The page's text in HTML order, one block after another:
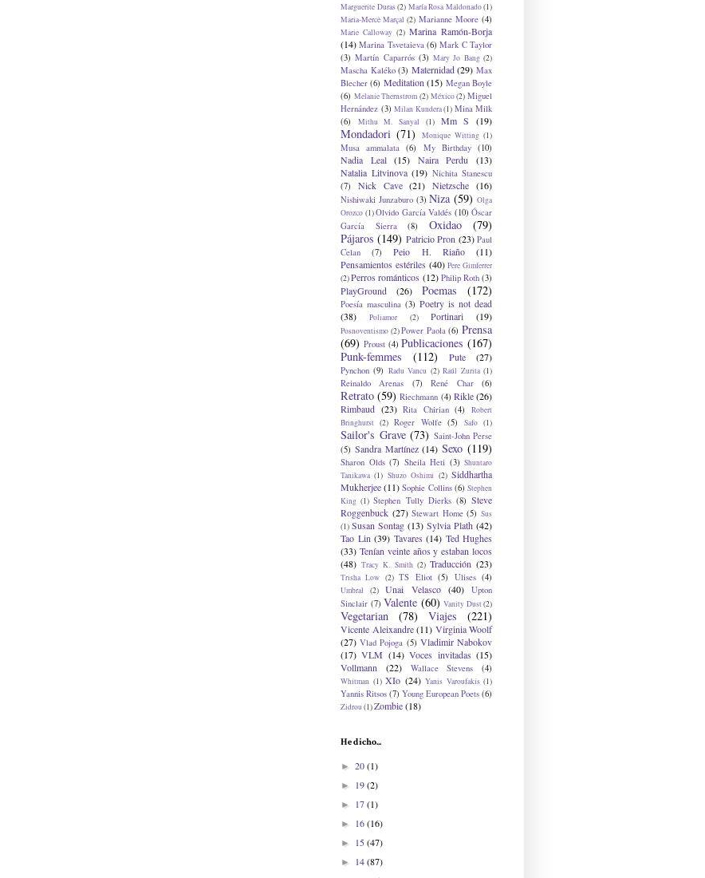
Marguerite Duras(2) María Rosa Maldonado(1)
Maria-Mercè Marçal (2) Marianne Moore (4)
Marie Calloway (2) Marina Ramón-Borja
(14) Marina Tsvetaieva (6) Mark C Taylor
(3) Martín Caparrós (3) Mary Jo Bang (2)
Mascha Kaléko (3) Maternidad (29) Max
Blecher (6) Meditation (15) Megan Boyle
(6) Melanie Thernstrom (2) México (2) Miguel
Hernández (3) Milan Kundera(1) Mina Milk
(6)
Mithu M. Sanyal (1) Mm S (19)
Mondadori (71) Monique Witting (1)
Musa ammalata (6) My Birthday (10)
Nadia Leal (15) Naira Perdu
(13)
Natalia Litvinova (19) Nichita Stanescu
(7)
Nick Cave (21) Nietzsche (16)
Nishiwaki Junzaburo (3) Niza (59) Olga
Orozco (1)Olvido García Valdés (10) Óscar
García Sierra
(8) Oxidao
(79)
Pájaros (149) Patricio Pron (23) Paul
Celan
(7) Peio H. Riaño
(11)
Pensamientos estériles (40) Pere Gimferrer
(2)Perros románticos (12) Philip Roth (3)
PlayGround (26) Poemas (172)
Poesía masculina (3) Poetry is not dead
(38)
Poliamor (2) Portinari (19)
Posnoventismo (2) Power Paola (6) Prensa
(69) Proust (4) Publicaciones (167)
Punk-femmes
(112) Pute (27)
Pynchon (9) Radu Vancu (2) Raúl Zurita (1)
Reinaldo Arenas (7) René Char (6)
Retrato (59) Riechmann (4) Rikle (26)
Rimbaud (23) Rita Chirian (4)
Robert
Bringhurst (2) Roger Wolfe (5) Safo (1)
Sailor's Grave (73) Saint-John Perse
(5) Sandra Martínez (14) Sexo (119)
Sharon Olds (7) Sheila Heti (3) Shuntaro
Tanikawa (1) Shuzo Oshimi (2) Siddhartha
Mukherjee (11) Sophie Collins (6) Stephen
King (1) Stephen Tully Dierks (8) Steve
Roggenbuck (27) Stewart Home (5) Sus
(1) Susan Sontag (13) Sylvia Plath (42)
Tao Lin (39) Tavares (14) Ted Hughes
(33) Tenían veinte años y estaban locos
(48) Tracy K. Smith (2) Traducción (23)
Trisha Low (2) TS Eliot (5) Ulises (4)
Umbral (2) Unai Velasco (40)
Upton
Sinclair (7) Valente (60) Vanity Dust(2)
Vegetarian (78) Viajes (221)
Vicente Aleixandre (11) Virginia Woolf
(27) Vlad Pojoga (5) Vladimir Nabokov
(17) VLM (14) Voces invitadas (15)
Vollmann
(22) Wallace Stevens (4)
Whitman (1) XIo (24) Yanis Varoufakis (1)
Yannis Ritsos (7) Young European Poets (6)
Zidrou(1)Zombie(18)
He dicho...
► 20(1)
► 19(2)
► 17(1)
► 16(16)
► 15(47)
► 14(87)